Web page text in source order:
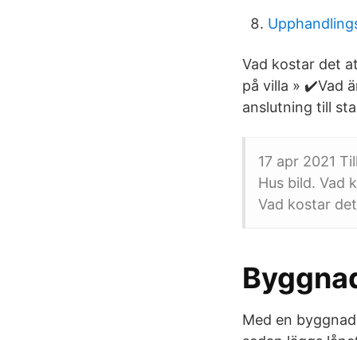
Vad kostar det
på villa » ✔️Vad
anslutning till
17 apr 2021
Hus bild. Vad
Vad kostar
Med en